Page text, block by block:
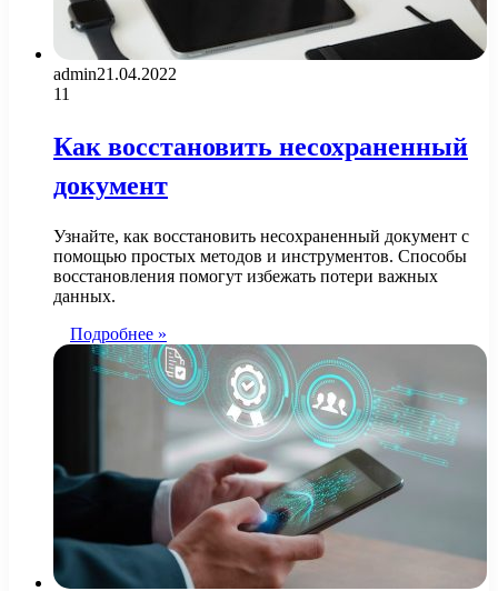
admin21.04.2022
11
Как восстановить несохраненный
документ
Узнайте, как восстановить несохраненный документ с
помощью простых методов и инструментов. Способы
восстановления помогут избежать потери важных
данных.
Подробнее »